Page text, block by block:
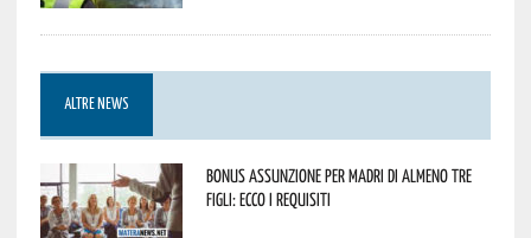
ALTRE NEWS
Bonus assunzione per madri di almeno tre
figli: ecco i requisiti